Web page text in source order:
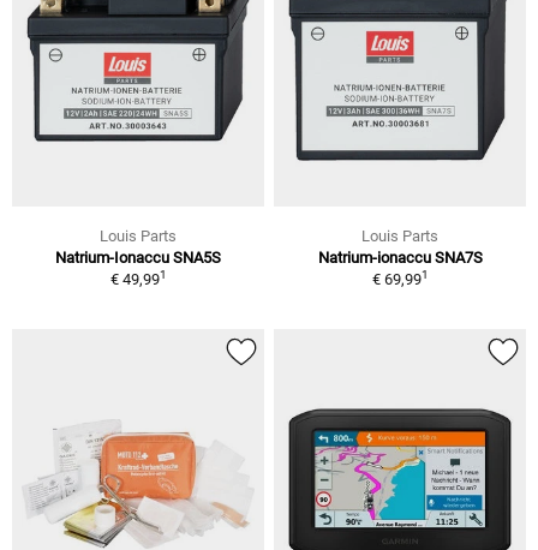
Louis Parts
Natrium-Ionaccu SNA5S
€ 49,991
Louis Parts
Natrium-ionaccu SNA7S
€ 69,991